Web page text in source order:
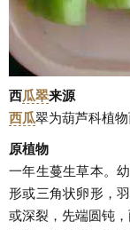
西瓜翠来源
西瓜翠为葫芦科植物
原植物
一年生蔓生草本。
形或三角状卵形，
或深裂，先端圆钝